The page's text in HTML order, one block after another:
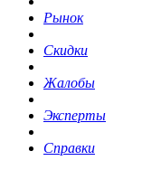
Рынок
Скидки
Жалобы
Эксперты
Справки